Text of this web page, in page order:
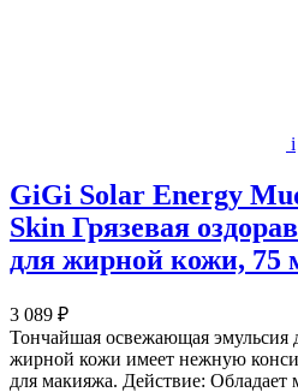
i
GiGi Solar Energy
Skin Грязевая
для жирной кожи, 75
3 089 ₽
Тончайшая освежающая эмульсия
жирной кожи имеет нежную
для макияжа. Действие: